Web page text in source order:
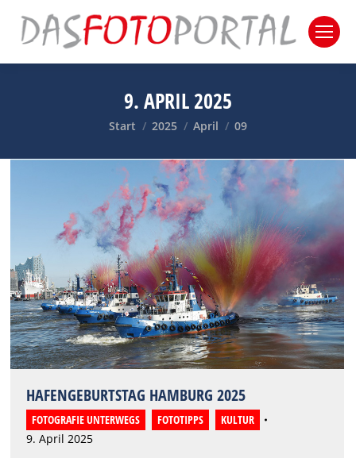
9. APRIL 2025
Sie befinden sich hier:
Start 2025 April 09
HAFENGEBURTSTAG HAMBURG 2025
FOTOGRAFIE UNTERWEGS FOTOTIPPS
KULTUR
9. April 2025